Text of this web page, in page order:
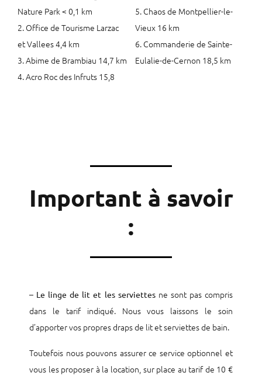
Nature Park < 0,1 km
2. Office de Tourisme Larzac
et Vallees 4,4 km
3. Abime de Brambiau 14,7 km
4. Acro Roc des Infruts 15,8
5. Chaos de Montpellier-le-
Vieux 16 km
6. Commanderie de Sainte-
Eulalie-de-Cernon 18,5 km
Important à savoir
:
– Le linge de lit et les serviettesne sont pas compris
dans le tarif indiqué. Nous vous laissons le soin
d’apporter vos propres draps de lit et serviettes de bain.
Toutefois nous pouvons assurer ce service optionnel et
vous les proposer à la location, sur place au tarif de 10 €